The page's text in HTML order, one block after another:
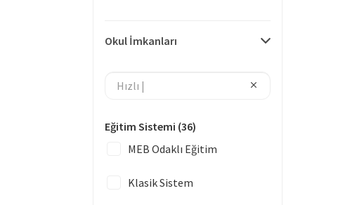
Okul İmkanları
Eğitim Sistemi (36)
MEB Odaklı Eğitim
Klasik Sistem